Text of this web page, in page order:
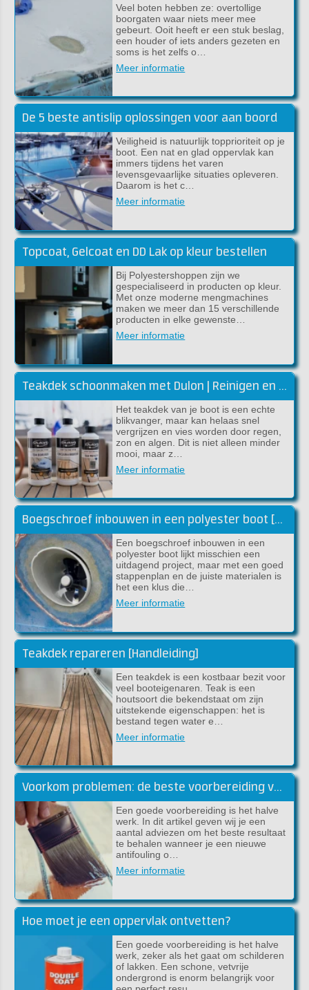
Veel boten hebben ze: overtollige
boorgaten waar niets meer mee
gebeurt. Ooit heeft er een stuk beslag,
een houder of iets anders gezeten en
soms is het zelfs o…
Meer informatie
De 5 beste antislip oplossingen voor aan boord
Veiligheid is natuurlijk topprioriteit op je
boot. Een nat en glad oppervlak kan
immers tijdens het varen
levensgevaarlijke situaties opleveren.
Daarom is het c…
Meer informatie
Topcoat, Gelcoat en DD Lak op kleur bestellen
Bij Polyestershoppen zijn we
gespecialiseerd in producten op kleur.
Met onze moderne mengmachines
maken we meer dan 15 verschillende
producten in elke gewenste…
Meer informatie
Teakdek schoonmaken met Dulon | Reinigen en kleur herstellen
Het teakdek van je boot is een echte
blikvanger, maar kan helaas snel
vergrijzen en vies worden door regen,
zon en algen. Dit is niet alleen minder
mooi, maar z…
Meer informatie
Boegschroef inbouwen in een polyester boot [handleiding]
Een boegschroef inbouwen in een
polyester boot lijkt misschien een
uitdagend project, maar met een goed
stappenplan en de juiste materialen is
het een klus die…
Meer informatie
Teakdek repareren [Handleiding]
Een teakdek is een kostbaar bezit voor
veel booteigenaren. Teak is een
houtsoort die bekendstaat om zijn
uitstekende eigenschappen: het is
bestand tegen water e…
Meer informatie
Voorkom problemen: de beste voorbereiding voor lakwerk
Een goede voorbereiding is het halve
werk. In dit artikel geven wij je een
aantal adviezen om het beste resultaat
te behalen wanneer je een nieuwe
antifouling o…
Meer informatie
Hoe moet je een oppervlak ontvetten?
Een goede voorbereiding is het halve
werk, zeker als het gaat om schilderen
of lakken. Een schone, vetvrije
ondergrond is enorm belangrijk voor